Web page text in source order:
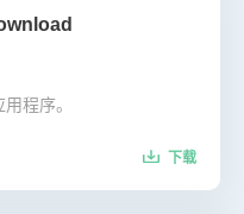
程序。
下载